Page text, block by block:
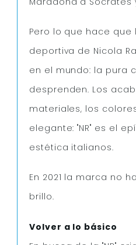
Pero lo que hace
deportiva de Nicola
en el mundo: la pura
desprenden. Los
materiales, los
elegante: "NR" es el
estética italianos.
En 2021 la marca no
brillo.
Volver a lo básico